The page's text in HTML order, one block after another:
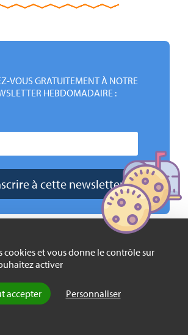
cookies et vous donne le contrôle sur
activer
accepter Personnaliser
VOUS GRATUITEMENT À NOTRE
HEBDOMADAIRE :
:
laïcité et son autre »,
URL : https://laviedesidees.fr/La-laicite-et-